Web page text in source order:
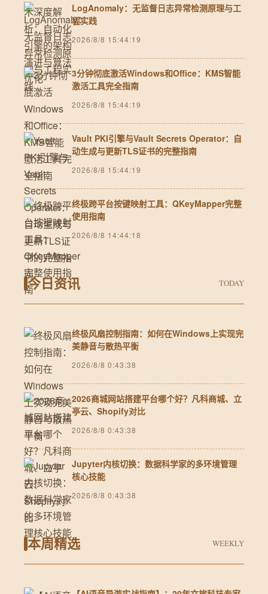
LogAnomaly：无监督日志异常检测原理与工
程实践
2026/8/8 15:44:19
3分钟彻底激活Windows和Office：KMS智能
激活工具完全指南
2026/8/8 15:44:19
Vault PKI引擎与Vault Secrets Operator：自
动生成与更新TLS证书的完整指南
2026/8/8 15:44:19
终极跨平台按键映射工具：QKeyMapper完整
使用指南
2026/8/8 14:44:18
今日资讯 TODAY
终极风扇控制指南：如何在Windows上实现完
美静音与散热平衡
2026/8/8 0:43:38
2026商城网站搭建平台哪个好？凡科商城、立
亭云、Shopify对比
2026/8/8 0:43:38
Jupyter内核切换：数据科学家的多环境管理
核心技能
2026/8/8 0:43:38
本周精选 WEEKLY